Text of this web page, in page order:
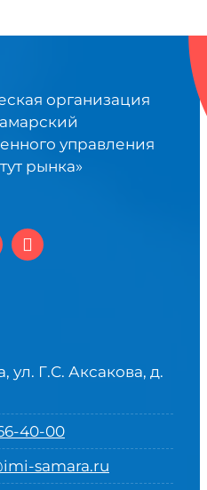
организация
управления
рынка»
ул. Г.С. Аксакова, д.
40-00
samara.ru